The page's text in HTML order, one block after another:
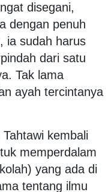
disegani,
dengan penuh
ia sudah harus
dari satu
Tak lama
ayah tercintanya
kembali
memperdalam
yang ada di
tentang ilmu